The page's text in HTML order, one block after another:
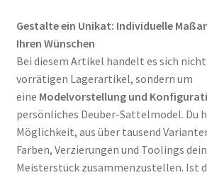
Gestalte ein Unikat: Individuelle
Ihren Wünschen
Bei diesem Artikel handelt es sich
vorrätigen Lagerartikel, sondern um
eine Modelvorstellung und
persönliches Deuber-Sattelmodel. Du
Möglichkeit, aus über tausend
Farben, Verzierungen und Toolings
Meisterstück zusammenzustellen. Ist